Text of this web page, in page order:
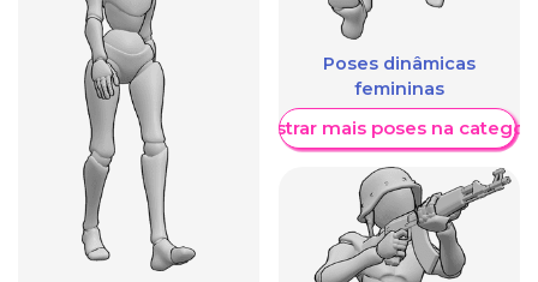
Poses dinâmicas
femininas
Mostrar mais poses na